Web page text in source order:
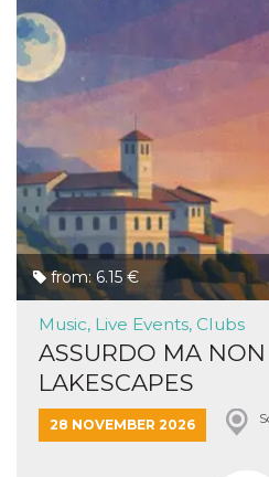
from: 6.15 €
Music, Live Events, Clubs
ASSURDO MA
LAKESCAPES
28 NOVEMBER 2026